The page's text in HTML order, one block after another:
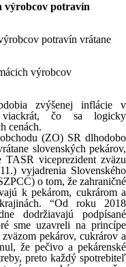
výrobcov potravín
potravín vrátane
zvýšenej inflácie v
viackrát, čo sa logicky
cenách.
(ZO) SR dlhodobo
slovenských pekárov,
viceprezident zväzu
vyjadrenia Slovenského
o tom, že zahraničné
k pekárom, cukrárom a
“Od roku 2018
dodržiavajú podpísané
sme uzavreli na princípe
pekárov, cukrárov a
že pečivo a pekárenské
preto každý spotrebiteľ